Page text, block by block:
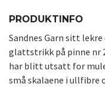
PRODUKTINFO
Sandnes Garn sitt
glattstrikk på pinne nr
har blitt utsatt for
små skalaene i ullfibre